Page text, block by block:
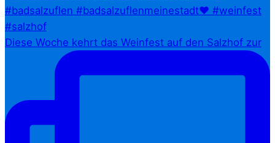
Diese Woche kehrt das Weinfest auf den Salzhof zur